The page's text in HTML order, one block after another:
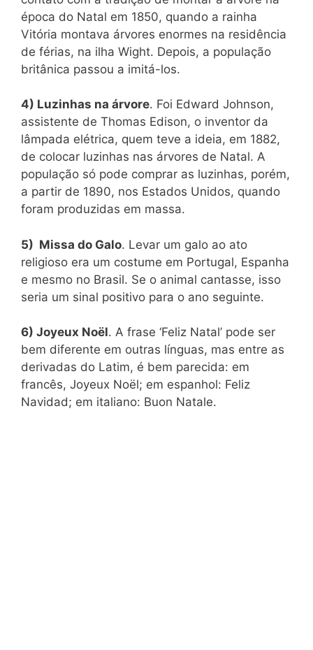
época do Natal em 1850, quando a rainha
Vitória montava árvores enormes na residência
de férias, na ilha Wight. Depois, a população
britânica passou a imitá-los.
4) Luzinhas na árvore. Foi Edward Johnson,
assistente de Thomas Edison, o inventor da
lâmpada elétrica, quem teve a ideia, em 1882,
de colocar luzinhas nas árvores de Natal. A
população só pode comprar as luzinhas, porém,
a partir de 1890, nos Estados Unidos, quando
foram produzidas em massa.
5) Missa do Galo. Levar um galo ao ato
religioso era um costume em Portugal, Espanha
e mesmo no Brasil. Se o animal cantasse, isso
seria um sinal positivo para o ano seguinte.
6) Joyeux Noël. A frase ‘Feliz Natal’ pode ser
bem diferente em outras línguas, mas entre as
derivadas do Latim, é bem parecida: em
francês, Joyeux Noël; em espanhol: Feliz
Navidad; em italiano: Buon Natale.